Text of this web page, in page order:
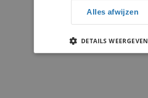
Alles afwijzen
DETAILS WEERGEVEN